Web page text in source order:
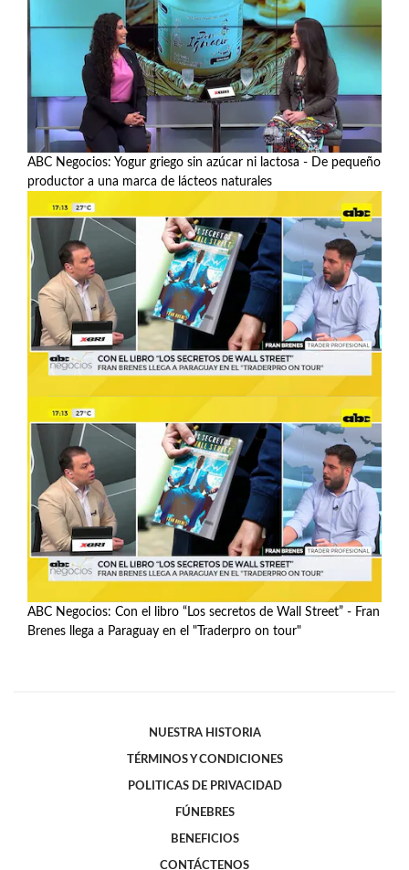
ABC Negocios: Yogur griego sin azúcar ni lactosa - De pequeño
productor a una marca de lácteos naturales
Ver más
ABC Negocios: Con el libro “Los secretos de Wall Street” - Fran
Brenes llega a Paraguay en el "Traderpro on tour"
NUESTRA HISTORIA
TÉRMINOS Y CONDICIONES
POLITICAS DE PRIVACIDAD
FÚNEBRES
BENEFICIOS
CONTÁCTENOS